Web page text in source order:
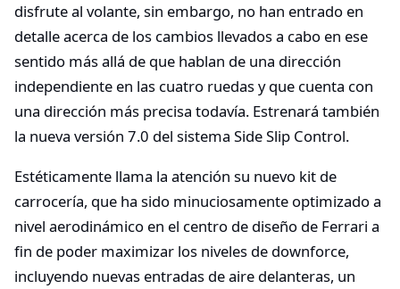
disfrute al volante, sin embargo, no han entrado en
detalle acerca de los cambios llevados a cabo en ese
sentido más allá de que hablan de una dirección
independiente en las cuatro ruedas y que cuenta con
una dirección más precisa todavía. Estrenará también
la nueva versión 7.0 del sistema Side Slip Control.
Estéticamente llama la atención su nuevo kit de
carrocería, que ha sido minuciosamente optimizado a
nivel aerodinámico en el centro de diseño de Ferrari a
fin de poder maximizar los niveles de downforce,
incluyendo nuevas entradas de aire delanteras, un